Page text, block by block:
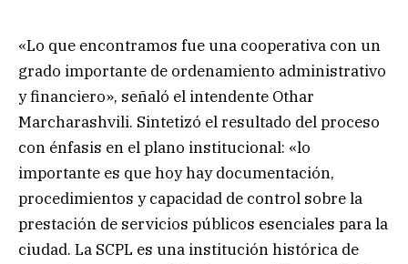
«Lo que encontramos fue una cooperativa con un
grado importante de ordenamiento administrativo
y financiero», señaló el intendente Othar
Marcharashvili. Sintetizó el resultado del proceso
con énfasis en el plano institucional: «lo
importante es que hoy hay documentación,
procedimientos y capacidad de control sobre la
prestación de servicios públicos esenciales para la
ciudad. La SCPL es una institución histórica de